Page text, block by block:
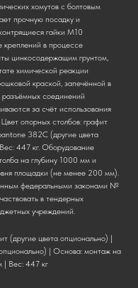
хомутов с болтовым
прочную посадку и
гайки М10
креплений в процессе
цинкосодержащим грунтом,
химической реакции
краской, запечённой в
соединений
за счёт использования
опорных столбов: графит
382C (другие цвета
447 кг. Оборудование
на глубину 1000 мм и
площадки (не менее 200 мм).
федеральными законами №
в тендерных
учреждений.
(другие цвета опционально) |
| Основа: монтаж на
| Вес: 447 кг